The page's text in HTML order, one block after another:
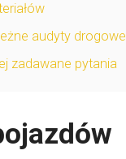
audyty drogowe
zadawane pytania